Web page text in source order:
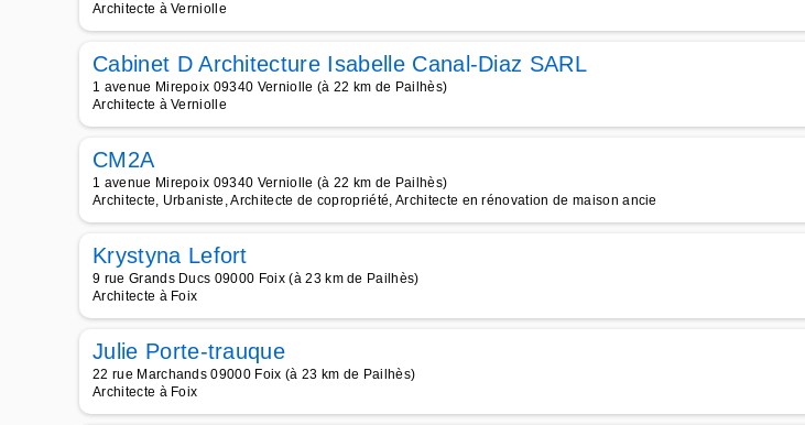
Architecte à Verniolle
Cabinet D Architecture Isabelle Canal-Diaz SARL
1 avenue Mirepoix 09340 Verniolle (à 22 km de Pailhès)
Architecte à Verniolle
CM2A
1 avenue Mirepoix 09340 Verniolle (à 22 km de Pailhès)
Architecte, Urbaniste, Architecte de copropriété, Architecte en rénovation de maison ancie
Krystyna Lefort
9 rue Grands Ducs 09000 Foix (à 23 km de Pailhès)
Architecte à Foix
Julie Porte-trauque
22 rue Marchands 09000 Foix (à 23 km de Pailhès)
Architecte à Foix